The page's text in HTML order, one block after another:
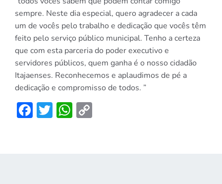
sempre. Neste dia especial, quero agradecer a cada
um de vocês pelo trabalho e dedicação que vocês têm
feito pelo serviço público municipal. Tenho a certeza
que com esta parceria do poder executivo e
servidores públicos, quem ganha é o nosso cidadão
Itajaenses. Reconhecemos e aplaudimos de pé a
dedicação e compromisso de todos. ”
Facebook
TwitterWhatsApp